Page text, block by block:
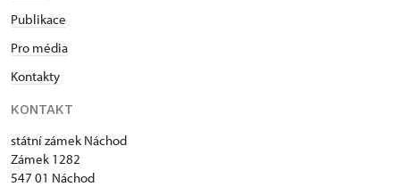
Publikace
Pro média
Kontakty
KONTAKT
státní zámek Náchod
Zámek 1282
547 01 Náchod